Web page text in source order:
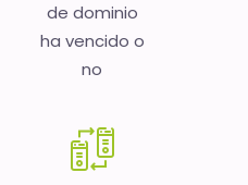
de dominio
ha vencido o
no